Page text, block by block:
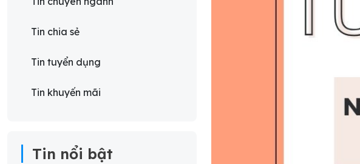
Tin chia sẻ
Tin tuyển dụng
Tin khuyến mãi
Tin nổi bật